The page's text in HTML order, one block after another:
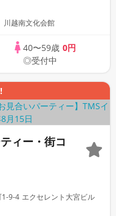
越南文化会館
40〜59歳 0円
◎受付中
ィー・街コ
9-4 エクセレント大宮ビル